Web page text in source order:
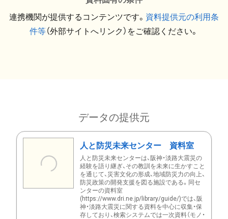
連携機関が提供するコンテンツです。 資料提供元の利用条
件等（外部サイトへリンク）をご確認ください。
データの提供元
人と防災未来センター 資料室
人と防災未来センターは、阪神・淡路大震災の
経験を語り継ぎ、その教訓を未来に生かすこと
を通じて、災害文化の形成、地域防災力の向上、
防災政策の開発支援を図る施設である。同セ
ンターの資料室
(https://www.dri.ne.jp/library/guide/)では、阪
神・淡路大震災に関する資料を中心に収集・保
存しており、検索システムでは一次資料（モノ・